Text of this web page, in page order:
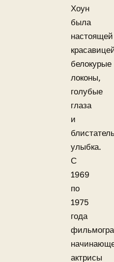
Хоун
была
настоящей
белокурые
локоны,
голубые
глаза
и
улыбка.
С
1969
по
1975
года
актрисы